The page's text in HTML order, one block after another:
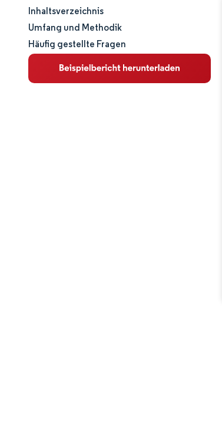
Marktgröße und -anteil
Marktanalyse
Trends und Einblicke
Inhaltsverzeichnis
Umfang und Methodik
Häufig gestellte Fragen